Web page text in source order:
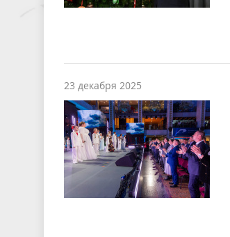
23 декабря 2025